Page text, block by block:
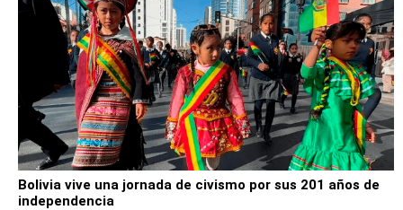
Bolivia vive una jornada de civismo por sus 201 años de
independencia